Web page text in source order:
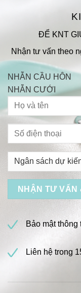
ĐỂ KNT
Nhận tư vấn theo
NHẪN CẦU HÔN
NHẪN CƯỚI
Bảo mật thông
Liên hệ trong